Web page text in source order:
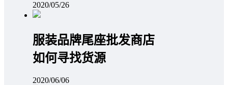
2020/05/26
服装品牌尾座批发商店
如何寻找货源
2020/06/06